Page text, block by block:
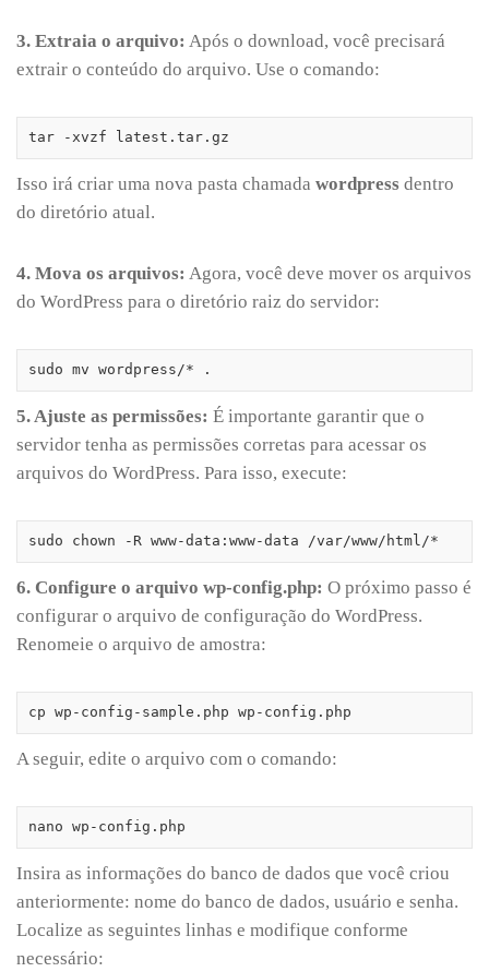
3. Extraia o arquivo: Após o download, você precisará
extrair o conteúdo do arquivo. Use o comando:
tar -xvzf latest.tar.gz
Isso irá criar uma nova pasta chamada wordpress dentro
do diretório atual.
4. Mova os arquivos: Agora, você deve mover os arquivos
do WordPress para o diretório raiz do servidor:
sudo mv wordpress/* .
5. Ajuste as permissões: É importante garantir que o
servidor tenha as permissões corretas para acessar os
arquivos do WordPress. Para isso, execute:
sudo chown -R www-data:www-data /var/www/html/*
6. Configure o arquivo wp-config.php: O próximo passo é
configurar o arquivo de configuração do WordPress.
Renomeie o arquivo de amostra:
cp wp-config-sample.php wp-config.php
A seguir, edite o arquivo com o comando:
nano wp-config.php
Insira as informações do banco de dados que você criou
anteriormente: nome do banco de dados, usuário e senha.
Localize as seguintes linhas e modifique conforme
necessário: